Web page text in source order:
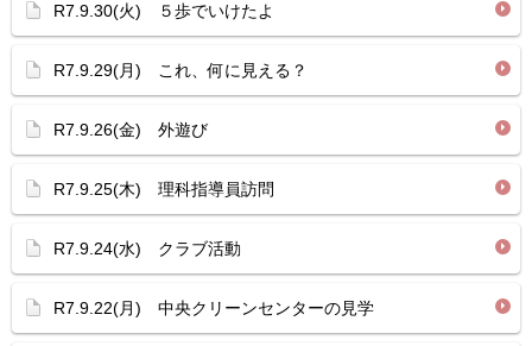
R7.9.30(火) ５歩でいけたよ
R7.9.29(月) これ、何に見える？
R7.9.26(金) 外遊び
R7.9.25(木) 理科指導員訪問
R7.9.24(水) クラブ活動
R7.9.22(月) 中央クリーンセンターの見学